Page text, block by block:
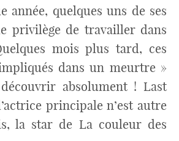
année, quelques uns de ses
privilège de travailler dans
mois plus tard, ces
dans un meurtre »
absolument ! Last
principale n’est autre
la star de La couleur des